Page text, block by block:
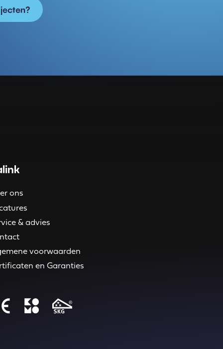
ons
& advies
voorwaarden
en Garanties